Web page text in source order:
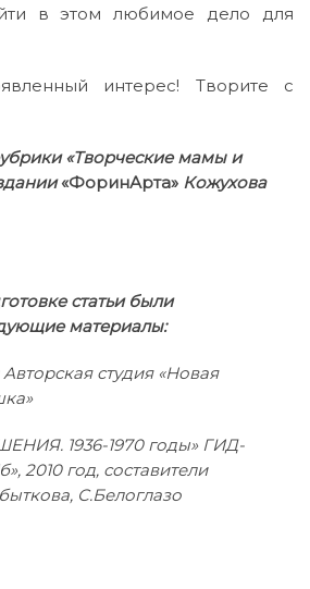
в этом любимое дело для
интерес! Творите с
«Творческие мамы и
«ФоринАрта» Кожухова
статьи были
материалы:
студия «Новая
1936-1970 годы» ГИД-
2010 год, составители
С.Белоглазо